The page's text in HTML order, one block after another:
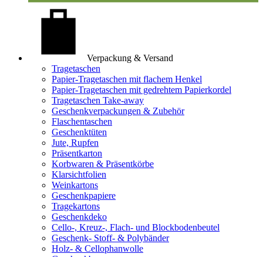
Verpackung & Versand
Tragetaschen
Papier-Tragetaschen mit flachem Henkel
Papier-Tragetaschen mit gedrehtem Papierkordel
Tragetaschen Take-away
Geschenkverpackungen & Zubehör
Flaschentaschen
Geschenktüten
Jute, Rupfen
Präsentkarton
Korbwaren & Präsentkörbe
Klarsichtfolien
Weinkartons
Geschenkpapiere
Tragekartons
Geschenkdeko
Cello-, Kreuz-, Flach- und Blockbodenbeutel
Geschenk- Stoff- & Polybänder
Holz- & Cellophanwolle